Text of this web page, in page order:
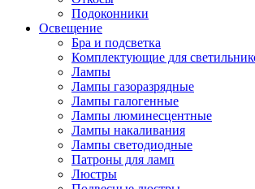
Подоконники
Освещение
Бра и подсветка
Комплектующие для
Лампы
Лампы газоразрядные
Лампы галогенные
Лампы люминесцентные
Лампы накаливания
Лампы светодиодные
Патроны для ламп
Люстры